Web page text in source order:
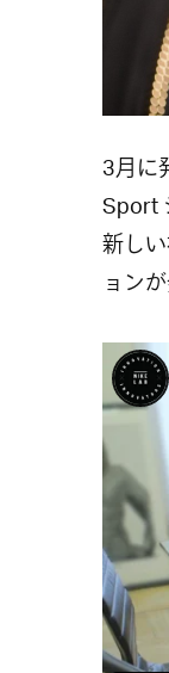
3月に
Sport
新し
ョン